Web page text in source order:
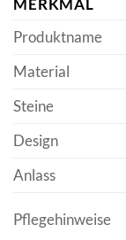
MERKMAL
Produktname
Material
Steine
Design
Anlass
Pflegehinweise